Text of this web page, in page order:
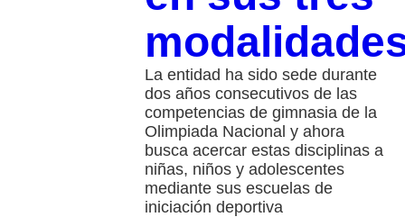
La entidad ha sido sede durante
dos años consecutivos de las
competencias de gimnasia de la
Olimpiada Nacional y ahora
busca acercar estas disciplinas a
niñas, niños y adolescentes
mediante sus escuelas de
iniciación deportiva